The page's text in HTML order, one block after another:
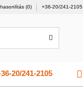
(0) +36-20/241-2105
20/241-2105